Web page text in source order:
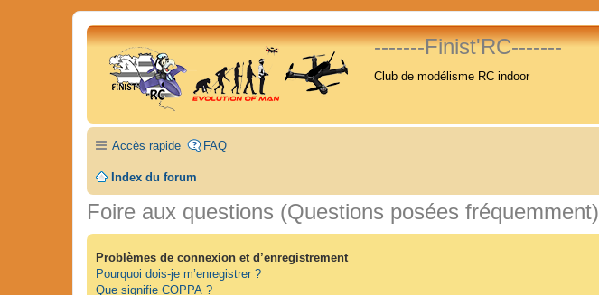
-------Finist'RC-------
Club de modélisme RC indoor
Accès rapide FAQ
Index du forum
Foire aux questions (Questions posées fréquemment)
Problèmes de connexion et d’enregistrement
Pourquoi dois-je m’enregistrer ?
Que signifie COPPA ?